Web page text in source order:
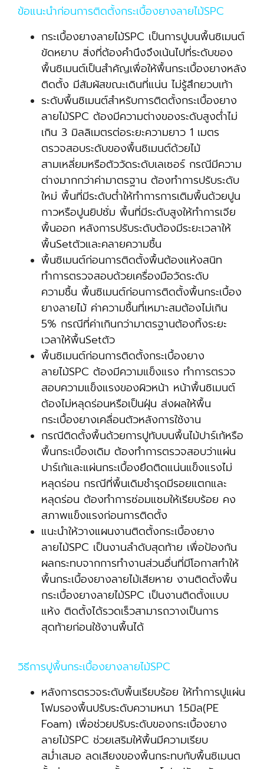
ข้อแนะนำก่อนการติดตั้งกระเบื้องยางลายไม้SPC
กระเบื้องยางลายไม้SPC เป็นการปูบนพื้นซิเมนต์
ขัดหยาบ สิ่งที่ต้องคำนึงจึงเน้นไปที่ระดับของ
พื้นซิเมนต์เป็นสำคัญเพื่อให้พื้นกระเบื้องยางหลัง
ติดตั้ง มีสัมผัสขณะเดินที่แน่น ไม่รู้สึกยวบเท้า
ระดับพื้นซิเมนต์สำหรับการติดตั้งกระเบื้องยาง
ลายไม้SPC ต้องมีความต่างของระดับสูงต่ำไม่
เกิน 3 มิลลิเมตรต่อระยะความยาว 1 เมตร
ตรวจสอบระดับของพื้นซิเมนต์ด้วยไม้
สามเหลี่ยมหรือตัววัดระดับเลเซอร์ กรณีมีความ
ต่างมากกว่าค่ามาตรฐาน ต้องทำการปรับระดับ
ใหม่ พื้นที่มีระดับต่ำให้ทำการการเติมพื้นด้วยปูน
กาวหรือปูนยิปซั่ม พื้นที่มีระดับสูงให้ทำการเจีย
พื้นออก หลังการปรับระดับต้องมีระยะเวลาให้
พื้นSetตัวและคลายความชื้น
พื้นซิเมนต์ก่อนการติดตั้งพื้นต้องแห้งสนิท
ทำการตรวจสอบด้วยเครื่องมือวัดระดับ
ความชื้น พื้นซิเมนต์ก่อนการติดตั้งพื้นกระเบื้อง
ยางลายไม้ ค่าความชื้นที่เหมาะสมต้องไม่เกิน
5% กรณีที่ค่าเกินกว่ามาตรฐานต้องทิ้งระยะ
เวลาให้พื้นSetตัว
พื้นซิเมนต์ก่อนการติดตั้งกระเบื้องยาง
ลายไม้SPC ต้องมีความแข็งแรง ทำการตรวจ
สอบความแข็งแรงของผิวหน้า หน้าพื้นซิเมนต์
ต้องไม่หลุดร่อนหรือเป็นฝุ่น ส่งผลให้พื้น
กระเบื้องยางเคลื่อนตัวหลังการใช้งาน
กรณีติดตั้งพื้นด้วยการปูทับบนพื้นไม้ปาร์เก้หรือ
พื้นกระเบื้องเดิม ต้องทำการตรวจสอบว่าแผ่น
ปาร์เก้และแผ่นกระเบื้องยึดติดแน่นแข็งแรงไม่
หลุดร่อน กรณีที่พื้นเดิมชำรุดมีรอยแตกและ
หลุดร่อน ต้องทำการซ่อมแซมให้เรียบร้อย คง
สภาพแข็งแรงก่อนการติดตั้ง
แนะนำให้วางแผนงานติดตั้งกระเบื้องยาง
ลายไม้SPC เป็นงานลำดับสุดท้าย เพื่อป้องกัน
ผลกระทบจากการทำงานส่วนอื่นที่มีโอกาสทำให้
พื้นกระเบื้องยางลายไม้เสียหาย งานติดตั้งพื้น
กระเบื้องยางลายไม้SPC เป็นงานติดตั้งแบบ
แห้ง ติดตั้งได้รวดเร็วสามารถวางเป็นการ
สุดท้ายก่อนใช้งานพื้นได้
วิธีการปูพื้นกระเบื้องยางลายไม้SPC
หลังการตรวจระดับพื้นเรียบร้อย ให้ทำการปูแผ่น
โฟมรองพื้นปรับระดับความหนา 1.5มิล(PE
Foam) เพื่อช่วยปรับระดับของกระเบื้องยาง
ลายไม้SPC ช่วยเสริมให้พื้นมีความเรียบ
สม่ำเสมอ ลดเสียงของพื้นกระทบกับพื้นซิเมนต